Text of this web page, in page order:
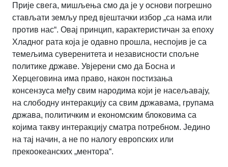
Прије свега, мишљења смо да је у основи погрешно
стављати земљу пред вјештачки избор „са нама или
против нас“. Овај принцип, карактеристичан за епоху
Хладног рата која је одавно прошла, неспојив је са
темељима суверенитета и независности спољне
политике државе. Увјерени смо да Босна и
Херцеговина има право, након постизања
консензуса међу свим народима који је насељавају,
на слободну интеракцију са свим државама, групама
држава, политичким и економским блоковима са
којима такву интеракцију сматра потребном. Једино
на тај начин, а не по налогу европских или
прекоокеанских „ментора“.